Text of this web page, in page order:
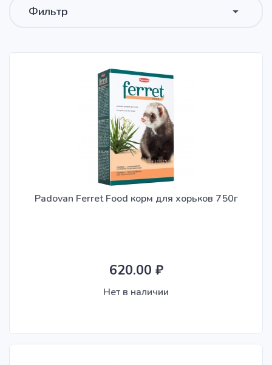
Фильтр
Сначала популярные
По убыванию цены
По возрастанию цены
По наименованию
Стоимость
Padovan Ferret Food корм для хорьков 750г
620.00 ₽
Нет в наличии